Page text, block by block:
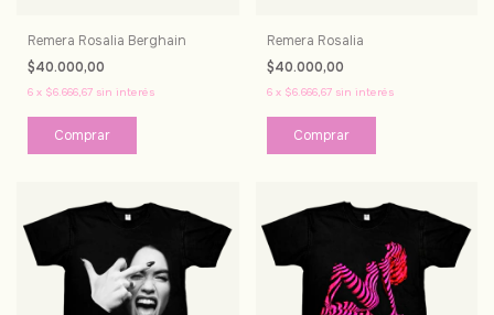
Remera Rosalia Berghain
$40.000,00
6 x $6.666,67 sin interés
Comprar
Remera Rosalia
$40.000,00
6 x $6.666,67 sin interés
Comprar